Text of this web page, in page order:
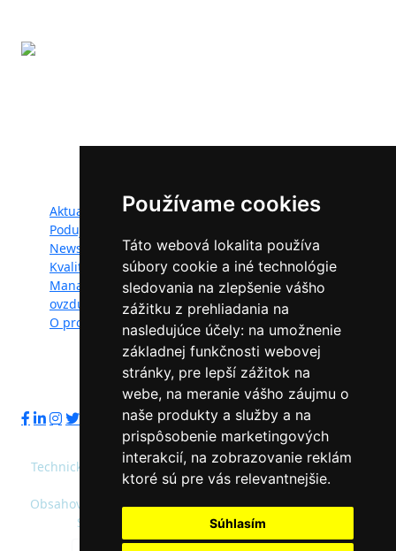
Používame cookies
Táto webová lokalita používa
súbory cookie a iné technológie
sledovania na zlepšenie vášho
zážitku z prehliadania na
nasledujúce účely: na umožnenie
základnej funkčnosti webovej
stránky, pre lepší zážitok na
webe, na meranie vášho záujmu o
naše produkty a služby a na
prispôsobenie marketingových
interakcií, na zobrazovanie reklám
ktoré sú pre vás relevantnejšie.
Súhlasím
Aktuality
Podujatia
Newsletter
Kvalita ovzdušia
Manažéri kvality
ovzdušia
O projekte
Dokumenty
Videogaléria
Kontakt
Ochrana osobných
údajov
Sledujte nás:
Technický prevádzkovateľ: Slovenská agentúra životného
prostredia
Obsahový správca: Ministerstvo životného prostredia SR,
Slovenská agentúra životného prostredia